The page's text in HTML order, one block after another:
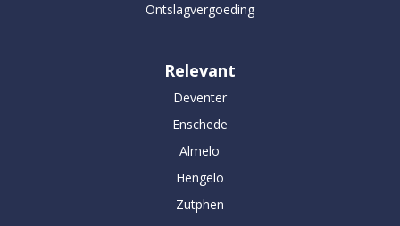
Ontslagvergoeding
Relevant
Deventer
Enschede
Almelo
Hengelo
Zutphen